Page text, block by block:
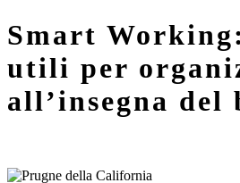
Smart
utili per
all’insegna del